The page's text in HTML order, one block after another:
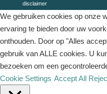
disclaimer
We gebruiken cookies op onze
ervaring te bieden door uw
onthouden. Door op "Alles
gebruik van ALLE cookies. U
bezoeken om een
Cookie Settings Accept All